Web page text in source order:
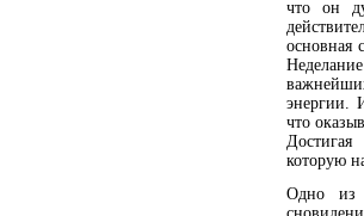
что он
основная
энергии.
что
которую
Одно из